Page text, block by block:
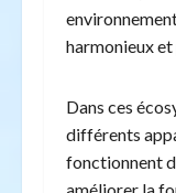
harmonieux
Dans ces
différents
fonctionnent